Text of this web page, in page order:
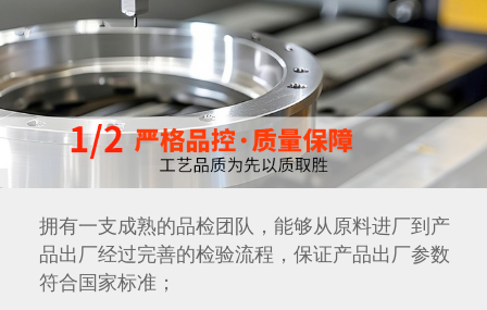
拥有一支成熟的品检团队，能够从原料进厂到产
品出厂经过完善的检验流程，保证产品出厂参数
符合国家标准；